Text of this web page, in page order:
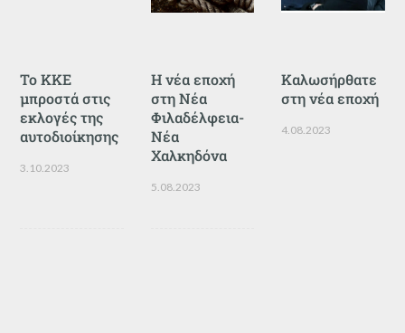
Το ΚΚΕ
μπροστά στις
εκλογές της
αυτοδιοίκησης
3.10.2023
Η νέα εποχή
στη Νέα
Φιλαδέλφεια-
Νέα
Χαλκηδόνα
5.08.2023
Καλωσήρθατε
στη νέα εποχή
4.08.2023